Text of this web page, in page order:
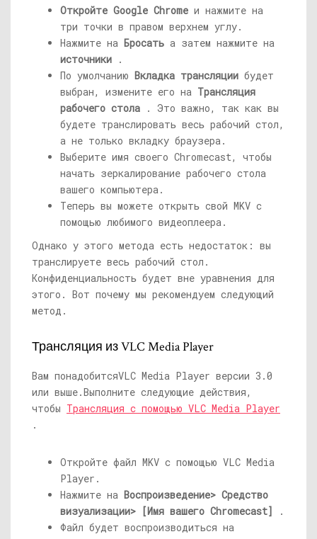
Откройте Google Chrome и нажмите на
три точки в правом верхнем углу.
Нажмите на Бросать а затем нажмите на
источники .
По умолчанию Вкладка трансляции будет
выбран, измените его на Трансляция
рабочего стола . Это важно, так как вы
будете транслировать весь рабочий стол,
а не только вкладку браузера.
Выберите имя своего Chromecast, чтобы
начать зеркалирование рабочего стола
вашего компьютера.
Теперь вы можете открыть свой MKV с
помощью любимого видеоплеера.
Однако у этого метода есть недостаток: вы
транслируете весь рабочий стол.
Конфиденциальность будет вне уравнения для
этого. Вот почему мы рекомендуем следующий
метод.
Трансляция из VLC Media Player
Вам понадобитсяVLC Media Player версии 3.0
или выше.Выполните следующие действия,
чтобы Трансляция с помощью VLC Media Player
.
Откройте файл MKV с помощью VLC Media
Player.
Нажмите на Воспроизведение> Средство
визуализации> [Имя вашего Chromecast]
.
Файл будет воспроизводиться на